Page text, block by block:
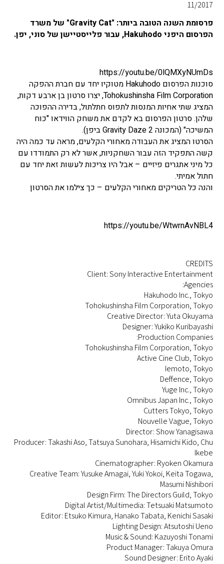
11/2017
פרסומת השנה הטובה ביותר: "Gravity Cat" של משרד
הפרסום היפני Hakuhodo, עבור פלייסטיישן של סוני, יפן.
https://youtu.be/0lQMXyNUmDs
סוכנות הפרסום Hakuhodo מטוקיו יחד עם חברת ההפקה
Tohokushinsha Film Corporation, יצרו סרטון בן ארבע דקות,
המציג שתי אחיות המנסות לתפוס חתלתול, בדירה ההפוכה
שלהן. סרטון הפרסום בא לקדם את משחק הווידאו "כוח
המשיכה" (המכונה Gravity Daze 2 ביפן).
הסרטו המציג את העבודה מאחורי הקלעים, מראה עד כמה היה
קשה התפקיד הזה עבור השחקניות, אשר לא רק התמודדו עם
כל מיני אתגרים פיזיים – אבל היו צריכות לעשות זאת יחד עם
חתול אמיתי.
והנה כל הטריקים מאחורי הקלעים – כך צילמו את הסרטון
https://youtu.be/WtwrnAvNBL4
CREDITS
Client: Sony Interactive Entertainment
Agencies:
Hakuhodo Inc., Tokyo
Tohokushinsha Film Corporation, Tokyo
Creative Director: Yuta Okuyama
Designer: Yukiko Kuribayashi
Production Companies:
Tohokushinsha Film Corporation, Tokyo
Active Cine Club, Tokyo
Iemoto, Tokyo
Deffence, Tokyo
Yuge Inc., Tokyo
Omnibus Japan Inc., Tokyo
Cutters Tokyo, Tokyo
Nouvelle Vague, Tokyo
Director: Show Yanagisawa
Producer: Takashi Aso, Tatsuya Sunohara, Hisamichi Kido, Chu
Ikebe
Cinematographer: Ryoken Okamura
Creative Team: Yusuke Amagai, Yuki Yokoi, Keita Togawa,
Masumi Nishibori
Design Firm: The Directors Guild, Tokyo
Digital Artist/Multimedia: Tetsuaki Matsumoto
Editor: Etsuko Kimura, Hanako Tabata, Kenichi Sasaki
Lighting Design: Atsutoshi Ueno
Music & Sound: Kazuyoshi Tonami
Product Manager: Takuya Omura
Sound Designer: Erito Ayaki